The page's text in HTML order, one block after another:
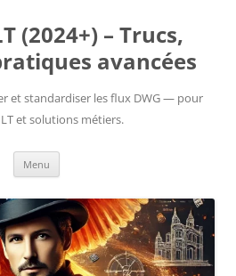
(2024+) – Trucs,
avancées
et standardiser les flux DWG — pour
et solutions métiers.
Menu